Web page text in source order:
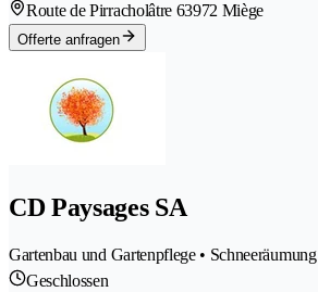
Route de Pirracholâtre 63972 Miège
Offerte anfragen
CD Paysages SA
Gartenbau und Gartenpflege • Schneeräumung
Geschlossen